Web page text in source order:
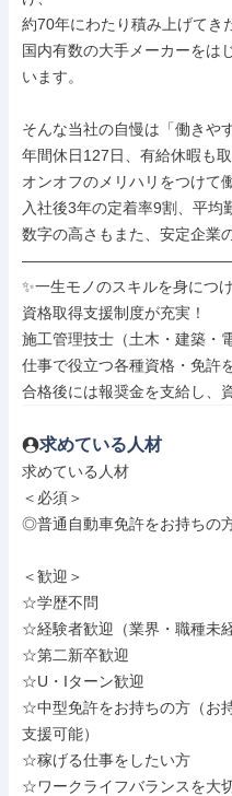
約70年にわたり積み上げてき
国内有数の大手メーカーをは
います。
そんな当社の自慢は「働きや
年間休日127日、有給休暇も
オンオフのメリハリをつけて
入社後3年の定着率9割、平均
数字の高さもまた、安定企業
✨一生モノのスキルを身につ
資格取得支援制度が充実！
施工管理技士（土木・建築・
仕事で役立つ各種資格・免許
合格後には報奨金を支給し、
求めている人材
求めている人材
＜必須＞
◎普通自動車免許をお持ちの
＜歓迎＞
☆学歴不問
☆経験者歓迎（業界・職種未経
☆第二新卒歓迎
☆U・Iターン歓迎
☆中型免許をお持ちの方（お
支援可能）
☆稼げる仕事をしたい方
☆ワークライフバランスを大